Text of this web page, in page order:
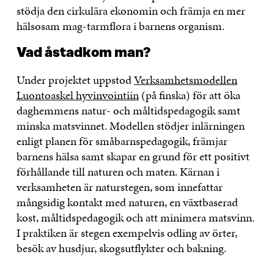
stödja den cirkulära ekonomin och främja en mer
hälsosam mag-tarmflora i barnens organism.
Vad åstadkom man?
Under projektet uppstodVerksamhetsmodellen
Luontoaskel hyvinvointiin(på finska) för att öka
daghemmens natur- och måltidspedagogik samt
minska matsvinnet. Modellen stödjer inlärningen
enligt planen för småbarnspedagogik, främjar
barnens hälsa samt skapar en grund för ett positivt
förhållande till naturen och maten. Kärnan i
verksamheten är naturstegen, som innefattar
mångsidig kontakt med naturen, en växtbaserad
kost, måltidspedagogik och att minimera matsvinn.
I praktiken är stegen exempelvis odling av örter,
besök av husdjur, skogsutflykter och bakning.